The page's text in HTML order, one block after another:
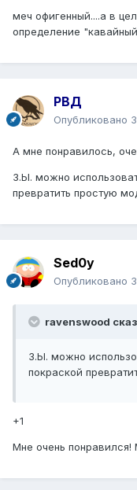
меч офигенный....а в
определение
РВД
Опубликовано
А мне понравилось,
З.Ы. можно
превратить простую
Sed0y
Опубликовано
ravenswood
З.Ы. можно
покраской
+1
Мне очень понравился!